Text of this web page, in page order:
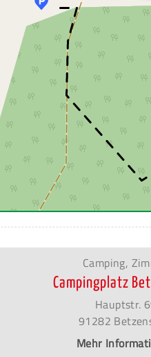
Camping,
Campingplatz
Hauptstr.
91282
Mehr